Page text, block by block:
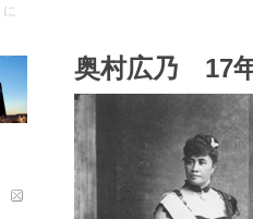
奥村広乃 17
に